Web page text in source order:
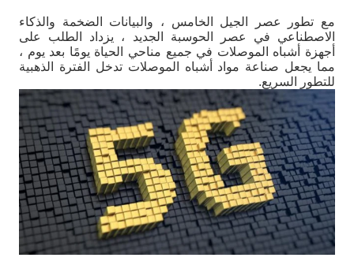
مع تطور عصر الجيل الخامس ، والبيانات الضخمة والذكاء
الاصطناعي في عصر الحوسبة الجديد ، يزداد الطلب على
أجهزة أشباه الموصلات في جميع مناحي الحياة يومًا بعد يوم ،
مما يجعل صناعة مواد أشباه الموصلات تدخل الفترة الذهبية
للتطور السريع.